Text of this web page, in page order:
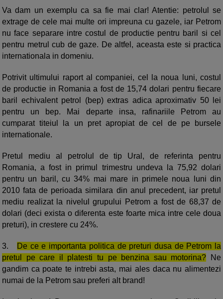
Va dam un exemplu ca sa fie mai clar! Atentie: petrolul se
extrage de cele mai multe ori impreuna cu gazele, iar Petrom
nu face separare intre costul de productie pentru baril si cel
pentru metrul cub de gaze. De altfel, aceasta este si practica
internationala in domeniu.
Potrivit ultimului raport al companiei, cel la noua luni, costul
de productie in Romania a fost de 15,74 dolari pentru fiecare
baril echivalent petrol (bep) extras adica aproximativ 50 lei
pentru un bep. Mai departe insa, rafinariile Petrom au
cumparat titeiul la un pret apropiat de cel de pe bursele
internationale.
Pretul mediu al petrolul de tip Ural, de referinta pentru
Romania, a fost in primul trimestru undeva la 75,92 dolari
pentru un baril, cu 34% mai mare in primele noua luni din
2010 fata de perioada similara din anul precedent, iar pretul
mediu realizat la nivelul grupului Petrom a fost de 68,37 de
dolari (deci exista o diferenta este foarte mica intre cele doua
preturi), in crestere cu 24%.
3.
De ce e importanta politica de preturi dusa de Petrom la
pretul pe care il platesti tu pe benzina sau motorina? Ne
gandim ca poate te intrebi asta, mai ales daca nu alimentezi
numai de la Petrom sau preferi alt brand!